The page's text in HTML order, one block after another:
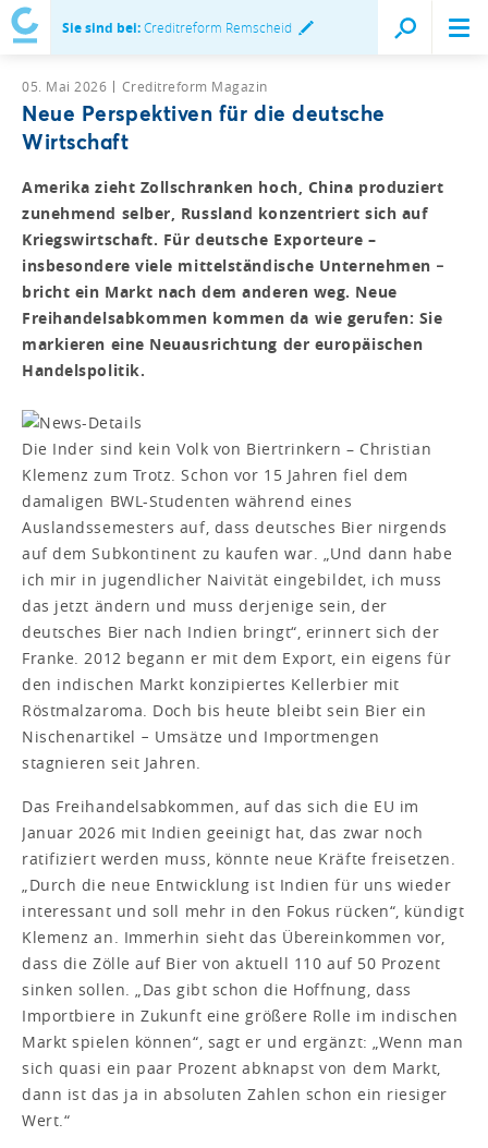
Sie sind bei:Creditreform Remscheid
05. Mai 2026 Creditreform Magazin
Neue Perspektiven für die deutsche
Wirtschaft
Amerika zieht Zollschranken hoch, China produziert
zunehmend selber, Russland konzentriert sich auf
Kriegswirtschaft. Für deutsche Exporteure –
insbesondere viele mittelständische Unternehmen −
bricht ein Markt nach dem anderen weg. Neue
Freihandelsabkommen kommen da wie gerufen: Sie
markieren eine Neuausrichtung der europäischen
Handelspolitik.
Die Inder sind kein Volk von Biertrinkern – Christian
Klemenz zum Trotz. Schon vor 15 Jahren fiel dem
damaligen BWL-Studenten während eines
Auslandssemesters auf, dass deutsches Bier nirgends
auf dem Subkontinent zu kaufen war. „Und dann habe
ich mir in jugendlicher Naivität eingebildet, ich muss
das jetzt ändern und muss derjenige sein, der
deutsches Bier nach Indien bringt“, erinnert sich der
Franke. 2012 begann er mit dem Export, ein eigens für
den indischen Markt konzipiertes Kellerbier mit
Röstmalzaroma. Doch bis heute bleibt sein Bier ein
Nischenartikel − Umsätze und Importmengen
stagnieren seit Jahren.
Das Freihandelsabkommen, auf das sich die EU im
Januar 2026 mit Indien geeinigt hat, das zwar noch
ratifiziert werden muss, könnte neue Kräfte freisetzen.
„Durch die neue Entwicklung ist Indien für uns wieder
interessant und soll mehr in den Fokus rücken“, kündigt
Klemenz an. Immerhin sieht das Übereinkommen vor,
dass die Zölle auf Bier von aktuell 110 auf 50 Prozent
sinken sollen. „Das gibt schon die Hoffnung, dass
Importbiere in Zukunft eine größere Rolle im indischen
Markt spielen können“, sagt er und ergänzt: „Wenn man
sich quasi ein paar Prozent abknapst von dem Markt,
dann ist das ja in absoluten Zahlen schon ein riesiger
Wert.“